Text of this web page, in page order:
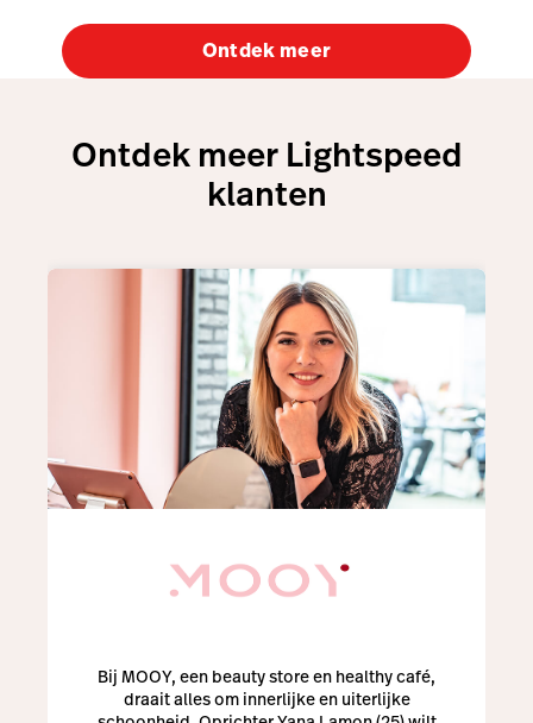
Ontdek meer
Ontdek meer Lightspeed
klanten
Bij MOOY, een beauty store en healthy café,
draait alles om innerlijke en uiterlijke